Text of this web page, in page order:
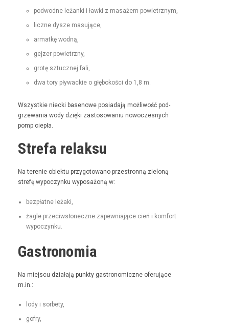
pod­wodne leżan­ki i ław­ki z masażem powietrznym,
liczne dysze masujące,
armatkę wod­ną,
gejz­er powietrzny,
grotę sztucznej fali,
dwa tory pływack­ie o głębokoś­ci do 1,8 m.
Wszys­tkie niec­ki basenowe posi­ada­ją możli­wość pod­
grze­wa­nia wody dzię­ki zas­tosowa­niu nowoczes­nych
pomp ciepła.
Strefa relaksu
Na tere­nie obiek­tu przy­go­towano prze­stron­ną zieloną
stre­fę wypoczynku wyposażoną w:
bezpłatne leża­ki,
żagle prze­ci­wsłoneczne zapew­ni­a­jące cień i kom­fort
wypoczynku.
Gastronomia
Na miejs­cu dzi­ała­ją punk­ty gas­tro­nom­iczne ofer­u­jące
m.in.:
lody i sorbety,
gofry,